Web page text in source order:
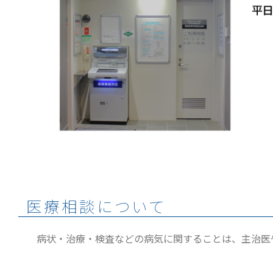
医療相談について
病状・治療・検査などの病気に関することは、主治